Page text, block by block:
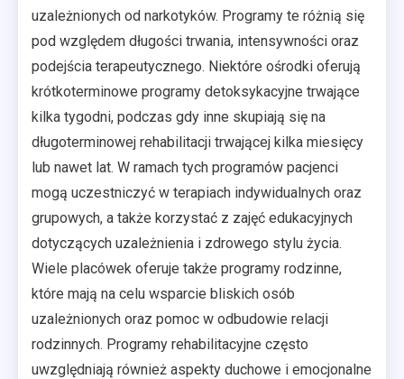
uzależnionych od narkotyków. Programy te różnią się
pod względem długości trwania, intensywności oraz
podejścia terapeutycznego. Niektóre ośrodki oferują
krótkoterminowe programy detoksykacyjne trwające
kilka tygodni, podczas gdy inne skupiają się na
długoterminowej rehabilitacji trwającej kilka miesięcy
lub nawet lat. W ramach tych programów pacjenci
mogą uczestniczyć w terapiach indywidualnych oraz
grupowych, a także korzystać z zajęć edukacyjnych
dotyczących uzależnienia i zdrowego stylu życia.
Wiele placówek oferuje także programy rodzinne,
które mają na celu wsparcie bliskich osób
uzależnionych oraz pomoc w odbudowie relacji
rodzinnych. Programy rehabilitacyjne często
uwzględniają również aspekty duchowe i emocjonalne